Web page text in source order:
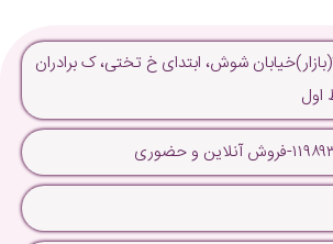
تهران، منطقه ۱۲(بازار)خیابان شوش، ابتدای خ تختی، ک برادران